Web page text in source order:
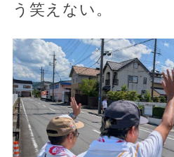
う笑えない。